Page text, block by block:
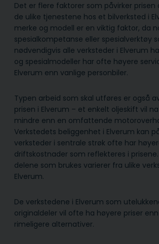
Det er flere faktorer som påvirker prisen
de ulike tjenestene hos et bilverksted i
merke og modell er en viktig faktor, da
spesialkompetanse eller spesialverktøy
nødvendigvis alle verksteder i Elverum
og spesialmodeller har ofte høyere
Elverum enn vanlige personbiler.
Typen arbeid som skal utføres er også
prisen i Elverum – et enkelt oljeskift vil
mindre enn en omfattende
Verkstedets beliggenhet i Elverum kan
verksteder i sentrale strøk ofte har
driftskostnader som reflekteres i
delene som brukes varierer fra ulike
Elverum.
De verkstedene i Elverum som
originaldeler vil ofte ha høyere priser
rimeligere alternativer.